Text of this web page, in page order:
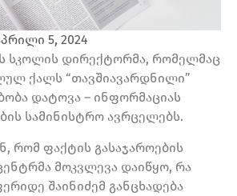
5, 2024
სკოლის დირექტორმა, რომელმაც
ქალს “თავშიავარდნილი”
დატოვა – ინფორმაციას
სამინისტრო ავრცელებს.
რომ ფაქტის გასაჯაროების
მოკვლევა დაიწყო, რა
შაინიძემ განცხადება